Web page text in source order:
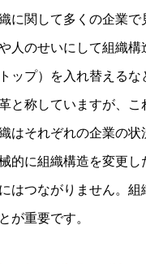
に関して多くの企業
人のせいにして組織
ップ）を入れ替える
と称していますが、こ
はそれぞれの企業の状
的に組織構造を変更
はつながりません。
が重要です。